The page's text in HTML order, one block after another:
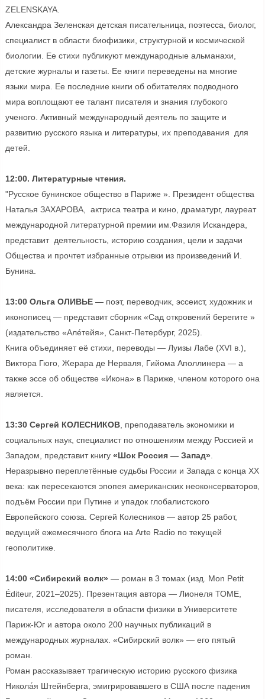
ZELENSKAYA.
Александра Зеленская детская писательница, поэтесса, биолог,
специалист в области биофизики, структурной и космической
биологии. Ее стихи публикуют международные альманахи,
детские журналы и газеты. Ее книги переведены на многие
языки мира. Ее последние книги об обитателях подводного
мира воплощают ее талант писателя и знания глубокого
ученого. Активный международный деятель по защите и
развитию русского языка и литературы, их преподавания для
детей.
12:00. Литературные чтения.
"Русское бунинское общество в Париже ». Президент общества
Наталья ЗАХАРОВА, актриса театра и кино, драматург, лауреат
международной литературной премии им.Фазиля Искандера,
представит деятельность, историю создания, цели и задачи
Общества и прочтет избранные отрывки из произведений И.
Бунина.
13:00 Ольга ОЛИВЬЕ— поэт, переводчик, эссеист, художник и
иконописец — представит сборник «Сад откровений берегите »
(издательство «Алéтейя», Санкт-Петербург, 2025).
Книга объединяет её стихи, переводы — Луизы Лабе (XVI в.),
Виктора Гюго, Жерара де Нерваля, Гийома Аполлинера — а
также эссе об обществе «Икона» в Париже, членом которого она
является.
13:30 Сергей КОЛЕСНИКОВ, преподаватель экономики и
социальных наук, специалист по отношениям между Россией и
Западом, представит книгу «Шок Россия — Запад»
Неразрывно переплетённые судьбы России и Запада с конца XX
века: как пересекаются эпопея американских неоконсерваторов,
подъём России при Путине и упадок глобалистского
Европейского союза. Сергей Колесников — автор 25 работ,
ведущий ежемесячного блога на Arte Radio по текущей
геополитике.
14:00 «Сибирский волк» — роман в 3 томах (изд. Mon Petit
Éditeur, 2021–2025). Презентация автора — Лионеля ТОМЕ,
писателя, исследователя в области физики в Университете
Париж-Юг и автора около 200 научных публикаций в
международных журналах. «Сибирский волк» — его пятый
роман.
Роман рассказывает трагическую историю русского физика
Никола́я Штейнберга, эмигрировавшего в США после падения